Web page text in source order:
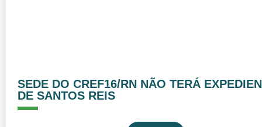
SEDE DO CREF16/RN NÃO TERÁ
DE SANTOS REIS